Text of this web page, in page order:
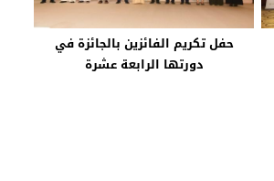
حفل تكريم الفائزين بالجائزة في
دورتها الرابعة عشرة